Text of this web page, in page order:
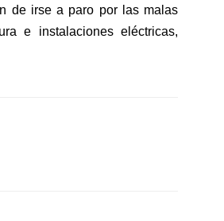
disminuir
el
de
flecha
de irse a paro por las malas
e instalaciones eléctricas,